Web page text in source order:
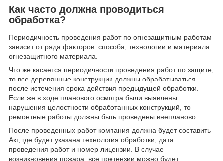
Как часто должна проводиться
обработка?
Периодичность проведения работ по огнезащитным работам
зависит от ряда факторов: способа, технологии и материала
огнезащитного материала.
Что же касается периодичности проведения работ по защите,
то все деревянные конструкции должны обрабатываться
после истечения срока действия предыдущей обработки.
Если же в ходе планового осмотра были выявлены
нарушения целостности обработанных конструкций, то
ремонтные работы должны быть проведены внепланово.
После проведенных работ компания должна будет составить
Акт, где будет указана технология обработки, дата
проведения работ и номер лицензии. В случае
возникновения пожара, все претензии можно будет